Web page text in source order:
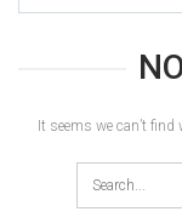
It seems we can’t find